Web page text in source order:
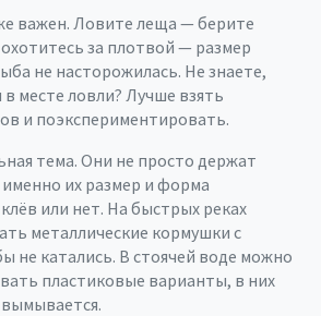
важен. Ловите леща — берите
за плотвой — размер
не насторожилась. Не знаете,
месте ловли? Лучше взять
и поэкспериментировать.
тема. Они не просто держат
их размер и форма
или нет. На быстрых реках
металлические кормушки с
не катались. В стоячей воде можно
пластиковые варианты, в них